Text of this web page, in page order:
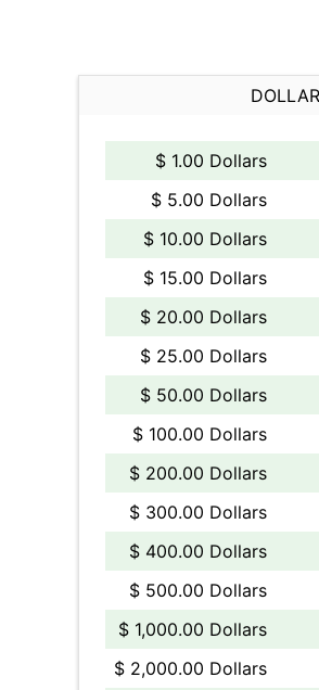
$ 1.00 Dollars
$ 5.00 Dollars
$ 10.00 Dollars
$ 15.00 Dollars
$ 20.00 Dollars
$ 25.00 Dollars
$ 50.00 Dollars
$ 100.00 Dollars
$ 200.00 Dollars
$ 300.00 Dollars
$ 400.00 Dollars
$ 500.00 Dollars
$ 1,000.00 Dollars
$ 2,000.00 Dollars